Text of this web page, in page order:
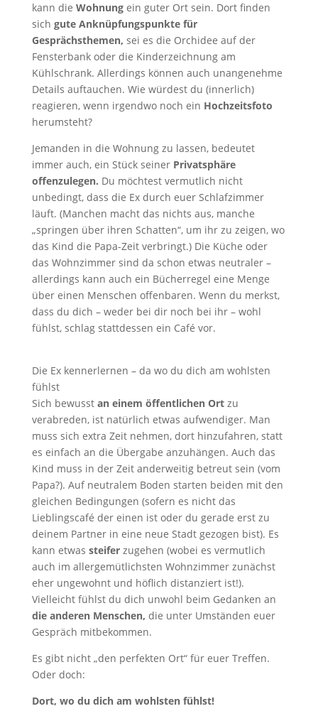
kann die Wohnung ein guter Ort sein. Dort finden
sich gute Anknüpfungspunkte für
Gesprächsthemen, sei es die Orchidee auf der
Fensterbank oder die Kinderzeichnung am
Kühlschrank. Allerdings können auch unangenehme
Details auftauchen. Wie würdest du (innerlich)
reagieren, wenn irgendwo noch ein Hochzeitsfoto
herumsteht?
Jemanden in die Wohnung zu lassen, bedeutet
immer auch, ein Stück seiner Privatsphäre
offenzulegen. Du möchtest vermutlich nicht
unbedingt, dass die Ex durch euer Schlafzimmer
läuft. (Manchen macht das nichts aus, manche
„springen über ihren Schatten“, um ihr zu zeigen, wo
das Kind die Papa-Zeit verbringt.) Die Küche oder
das Wohnzimmer sind da schon etwas neutraler –
allerdings kann auch ein Bücherregel eine Menge
über einen Menschen offenbaren. Wenn du merkst,
dass du dich – weder bei dir noch bei ihr – wohl
fühlst, schlag stattdessen ein Café vor.
Die Ex kennerlernen – da wo du dich am wohlsten
fühlst
Sich bewusst an einem öffentlichen Ort zu
verabreden, ist natürlich etwas aufwendiger. Man
muss sich extra Zeit nehmen, dort hinzufahren, statt
es einfach an die Übergabe anzuhängen. Auch das
Kind muss in der Zeit anderweitig betreut sein (vom
Papa?). Auf neutralem Boden starten beiden mit den
gleichen Bedingungen (sofern es nicht das
Lieblingscafé der einen ist oder du gerade erst zu
deinem Partner in eine neue Stadt gezogen bist). Es
kann etwas steifer zugehen (wobei es vermutlich
auch im allergemütlichsten Wohnzimmer zunächst
eher ungewohnt und höflich distanziert ist!).
Vielleicht fühlst du dich unwohl beim Gedanken an
die anderen Menschen, die unter Umständen euer
Gespräch mitbekommen.
Es gibt nicht „den perfekten Ort“ für euer Treffen.
Oder doch:
Dort, wo du dich am wohlsten fühlst!